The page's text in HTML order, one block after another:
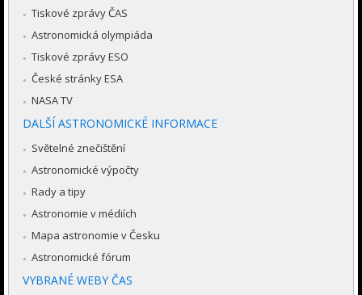
Tiskové zprávy ČAS
Astronomická olympiáda
Tiskové zprávy ESO
České stránky ESA
NASA TV
DALŠÍ ASTRONOMICKÉ INFORMACE
Světelné znečištění
Astronomické výpočty
Rady a tipy
Astronomie v médiích
Mapa astronomie v Česku
Astronomické fórum
VYBRANÉ WEBY ČAS